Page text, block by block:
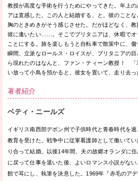
教授が高度な手術を行うためにやってきた。年上
アは直感した。この人と結婚する、と。彼のこと
胸のときめきがそう感じさせた。だがほどなく、
彼に逢いたい……。そこでブリタニアは、休暇でオ
ことにする。旅を楽しもうと自転車で散策中に、
瞬間、立派なロールス・ロイスが、ブリタニアの
ら現れたのはなんと、ファン・ティーン教授！
い放って小鳥を預かると、彼女を置いて、走り去
著者紹介
ベティ・ニールズ
イギリス南西部デボン州で子供時代と青春時代を
教育を受けた。戦争中に従軍看護師として働いて
り合って結婚。以後14年間、夫の故郷オランダに
に戻って仕事を退いた後、よいロマンス小説がな
館で耳にし、執筆を決意した。1969年『赤毛のア